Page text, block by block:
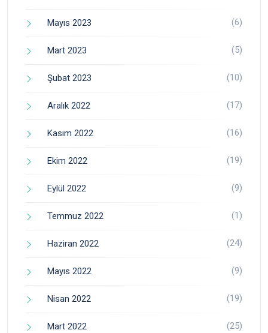
Mayıs 2023 (6)
Mart 2023 (5)
Şubat 2023 (10)
Aralık 2022 (17)
Kasım 2022 (16)
Ekim 2022 (19)
Eylül 2022 (9)
Temmuz 2022 (1)
Haziran 2022 (24)
Mayıs 2022 (9)
Nisan 2022 (19)
Mart 2022 (25)